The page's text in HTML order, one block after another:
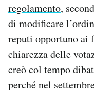
regolamento,
di modificare
reputi opportuno ai
chiarezza delle
creò col tempo
perché nel